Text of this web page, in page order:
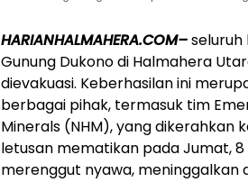
HARIANHALMAHERA.COM–
Gunung Dukono di Halmahera
dievakuasi. Keberhasilan ini
berbagai pihak, termasuk tim
Minerals (NHM), yang dikerahkan
letusan mematikan pada Jumat,
merenggut nyawa, meninggalkan